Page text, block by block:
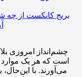
بریج کانکست از چه
چشم‌انداز امروزی
است که هر یک
می‌آورند. با